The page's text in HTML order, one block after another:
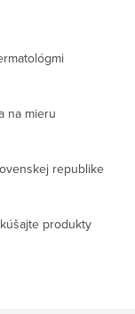
na mieru
republike
produkty